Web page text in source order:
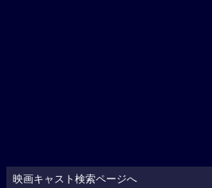
映画キャスト検索ページへ